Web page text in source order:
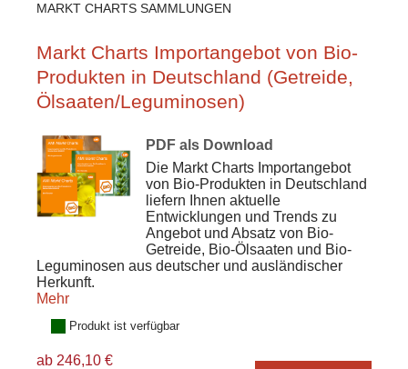
MARKT CHARTS SAMMLUNGEN
Markt Charts Importangebot von Bio-
Produkten in Deutschland (Getreide,
Ölsaaten/Leguminosen)
PDF als Download
Die Markt Charts Importangebot
von Bio-Produkten in Deutschland
liefern Ihnen aktuelle
Entwicklungen und Trends zu
Angebot und Absatz von Bio-
Getreide, Bio-Ölsaaten und Bio-
Leguminosen aus deutscher und ausländischer
Herkunft.
Mehr
Produkt ist verfügbar
ab 246,10 €